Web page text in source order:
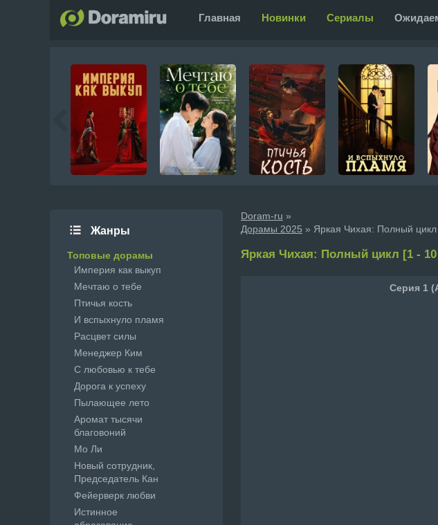
Главная Новинки Сериалы
Doram-ru »
Дорамы 2025 » Яркая Чихая: Полный
Яркая Чихая: Полный цикл [1 - 10
Серия 1
Жанры
Топовые дорамы
Империя как выкуп
Мечтаю о тебе
Птичья кость
И вспыхнуло пламя
Расцвет силы
Менеджер Ким
С любовью к тебе
Дорога к успеху
Пылающее лето
Аромат тысячи
благовоний
Мо Ли
Новый сотрудник,
Председатель Кан
Фейерверк любви
Истинное